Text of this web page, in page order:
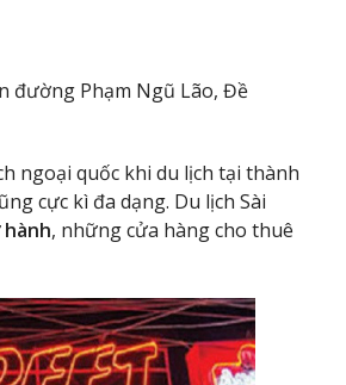
đường Phạm Ngũ Lão, Đề
ngoại quốc khi du lịch tại thành
cực kì đa dạng. Du lịch Sài
, những cửa hàng cho thuê